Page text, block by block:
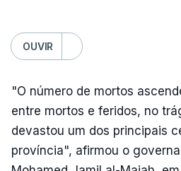
OUVIR
"O número de mortos
entre mortos e feridos, no
devastou um dos principais
província", afirmou o